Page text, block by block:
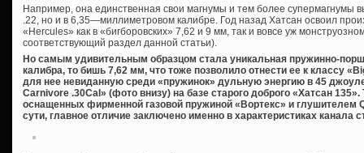
Например, она единственная свои магнумы и тем более супермагнумы
.22, но и в 6,35—миллиметровом калибре. Год назад Хатсан освоил
«Hercules» как в «бигборовских» 7,62 и 9 мм, так и вовсе уж
соответствующий раздел данной статьи).
Но самым удивительным образцом стала уникальная пружинно-
калибра, то бишь 7,62 мм, что тоже позволило отнести ее к классу
для нее невиданную среди «пружинок» дульную энергию в 45
Carnivore .30Cal» (фото внизу) на базе старого доброго «Хатсан
оснащенных фирменной газовой пружиной «Вортекс» и глушителем
сути, главное отличие заключено именно в характеристиках канала